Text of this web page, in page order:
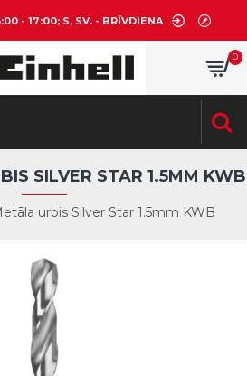
- 17:00; S, SV. - BRĪVDIENA
0
urbis Silver Star 1.5mm KWB
SILVER STAR 1.5MM KWB